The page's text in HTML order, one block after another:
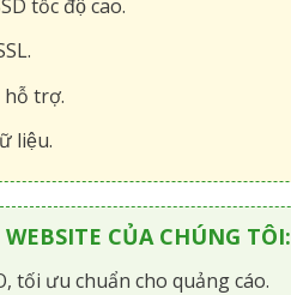
tốc độ cao.
hỗ trợ.
liệu.
CỦA CHÚNG TÔI:
tối ưu chuẩn cho quảng cáo.